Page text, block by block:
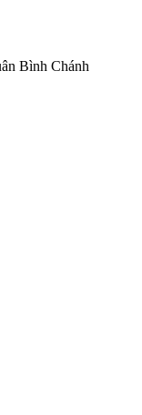
Bình Chánh